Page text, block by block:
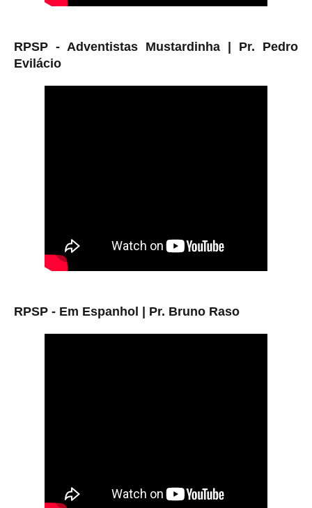
RPSP - Adventistas Mustardinha | Pr. Pedro
Evilácio
RPSP - Em Espanhol | Pr. Bruno Raso